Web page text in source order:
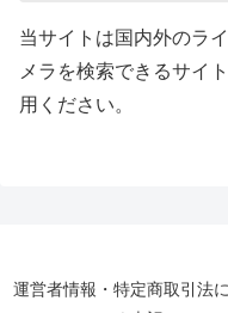
当サイトは国内外のラ
メラを検索できるサイ
用ください。
運営者情報・特定商取引法